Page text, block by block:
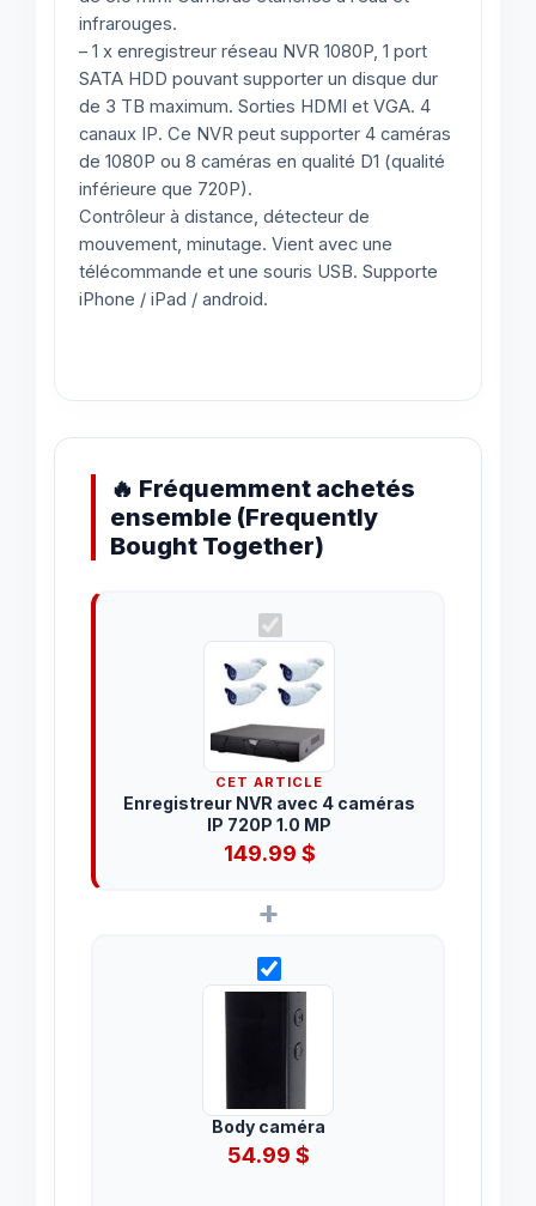
infrarouges.
– 1 x enregistreur réseau NVR 1080P, 1 port
SATA HDD pouvant supporter un disque dur
de 3 TB maximum. Sorties HDMI et VGA. 4
canaux IP. Ce NVR peut supporter 4 caméras
de 1080P ou 8 caméras en qualité D1 (qualité
inférieure que 720P).
Contrôleur à distance, détecteur de
mouvement, minutage. Vient avec une
télécommande et une souris USB. Supporte
iPhone / iPad / android.
🔥 Fréquemment achetés
ensemble (Frequently
Bought Together)
CET ARTICLE
Enregistreur NVR avec 4 caméras
IP 720P 1.0 MP
149.99 $
+
Body caméra
54.99 $